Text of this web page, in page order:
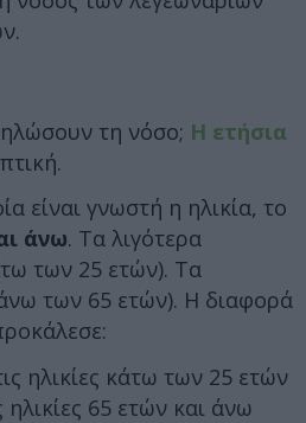
τη νόσο; Η ετήσια
είναι γνωστή η ηλικία, το
άνω. Τα λιγότερα
των 25 ετών). Τα
των 65 ετών). Η διαφορά
ηλικίες κάτω των 25 ετών
65 ετών και άνω